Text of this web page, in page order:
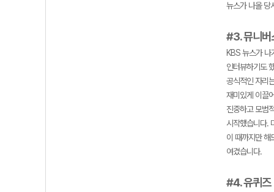
뉴스가 나올 당
#3. 뮤니버
KBS 뉴스가 나
인터뷰하기도
공식적인 자리
재미있게 이끌
진중하고 모범
시작했습니다.
이 때까지만 해
여겼습니다.
#4. 유퀴즈